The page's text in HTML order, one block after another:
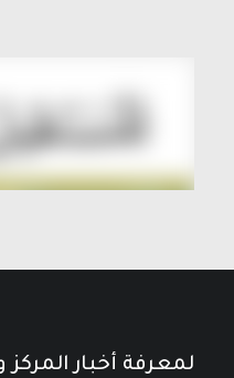
لمعرفة أخبار